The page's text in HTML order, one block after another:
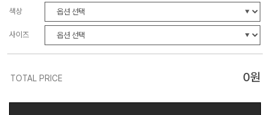
색상
사이즈
TOTAL PRICE 0원